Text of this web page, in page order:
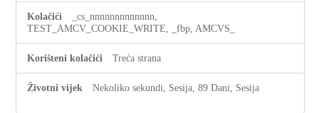
_cs_nnnnnnnnnnnnn,
TEST_AMCV_COOKIE_WRITE, _fbp, AMCVS_
Treća strana
Nekoliko sekundi, Sesija, 89 Dani, Sesija